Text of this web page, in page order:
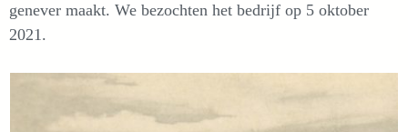
genever maakt. We bezochten het bedrijf op 5 oktober
2021.